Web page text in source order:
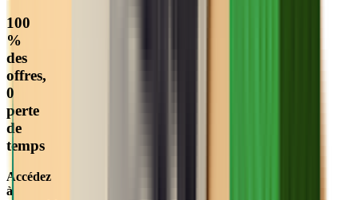
100
%
des
offres,
0
perte
de
temps
Accédez
à